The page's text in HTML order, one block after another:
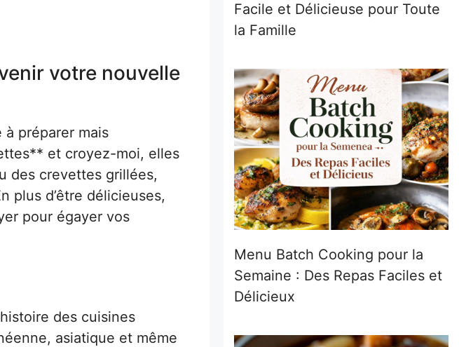
votre nouvelle
à préparer mais
et croyez-moi, elles
des crevettes grillées,
plus d’être délicieuses,
pour égayer vos
des cuisines
asiatique et même
Facile et Délicieuse pour Toute
la Famille
Menu Batch Cooking pour la
Semaine : Des Repas Faciles et
Délicieux